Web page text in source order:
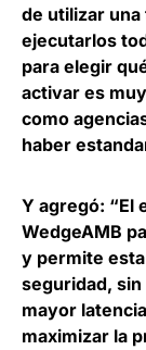
de utilizar una
ejecutarlos
para elegir
activar es
como
haber
Y agregó: “El
WedgeAMB
y permite
seguridad,
mayor
maximizar la